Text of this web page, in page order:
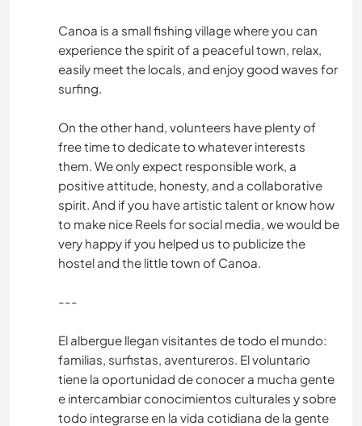
RANDONNÉE
NATURE
PLAGE
CYCLISME
SPORTS D'AVENTURE
Canoa is a small fishing village where you can
experience the spirit of a peaceful town, relax,
easily meet the locals, and enjoy good waves for
surfing.
On the other hand, volunteers have plenty of
free time to dedicate to whatever interests
them. We only expect responsible work, a
positive attitude, honesty, and a collaborative
spirit. And if you have artistic talent or know how
to make nice Reels for social media, we would be
very happy if you helped us to publicize the
hostel and the little town of Canoa.
---
El albergue llegan visitantes de todo el mundo:
familias, surfistas, aventureros. El voluntario
tiene la oportunidad de conocer a mucha gente
e intercambiar conocimientos culturales y sobre
todo integrarse en la vida cotidiana de la gente